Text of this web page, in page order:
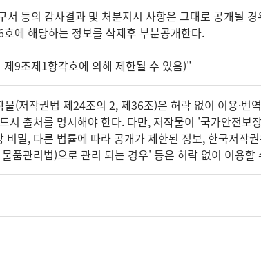
등의 감사결과 및 처분지시 사항은 그대로 공개될
에 해당하는 정보를 삭제후 부분공개한다.
9조제1항각호에 의해 제한될 수 있음)"
(저작권법 제24조의 2, 제36조)은 허락 없이 이용·번
시 출처를 명시해야 한다. 다만, 저작물이 '국가안전보
밀, 다른 법률에 따라 공개가 제한된 정보, 한국저작
품관리법)으로 관리 되는 경우' 등은 허락 없이 이용할